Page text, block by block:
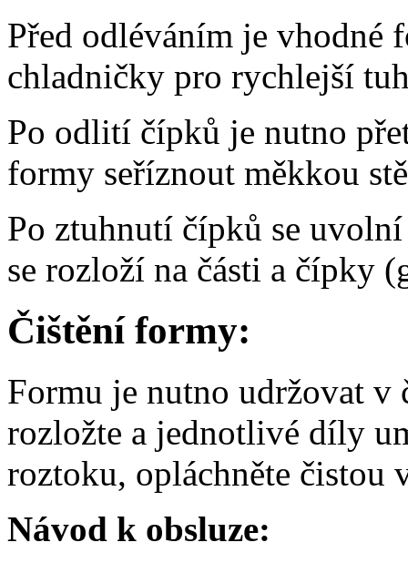
Před odléváním je
chladničky pro rychlejší
Po odlití čípků je nutno
formy seříznout měkkou
Po ztuhnutí čípků se
se rozloží na části a čípky
Čištění formy:
Formu je nutno udržovat
rozložte a jednotlivé díly
roztoku, opláchněte čistou
Návod k obsluze: